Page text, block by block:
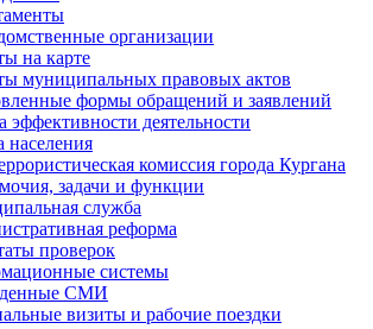
организации
на карте
муниципальных правовых актов
формы обращений и заявлений
эффективности деятельности
населения
комиссия города Кургана
задачи и функции
служба
реформа
проверок
системы
СМИ
визиты и рабочие поездки